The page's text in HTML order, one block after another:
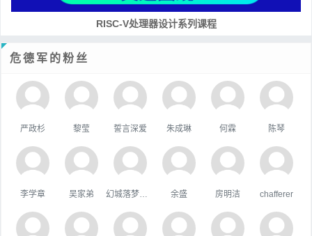
RISC-V处理器设计系列课程
危德军的粉丝
严政杉 黎莹 誓言深爱 朱成琳 何霖 陈琴
李学章 吴家弟 余盛 房明洁 chafferer